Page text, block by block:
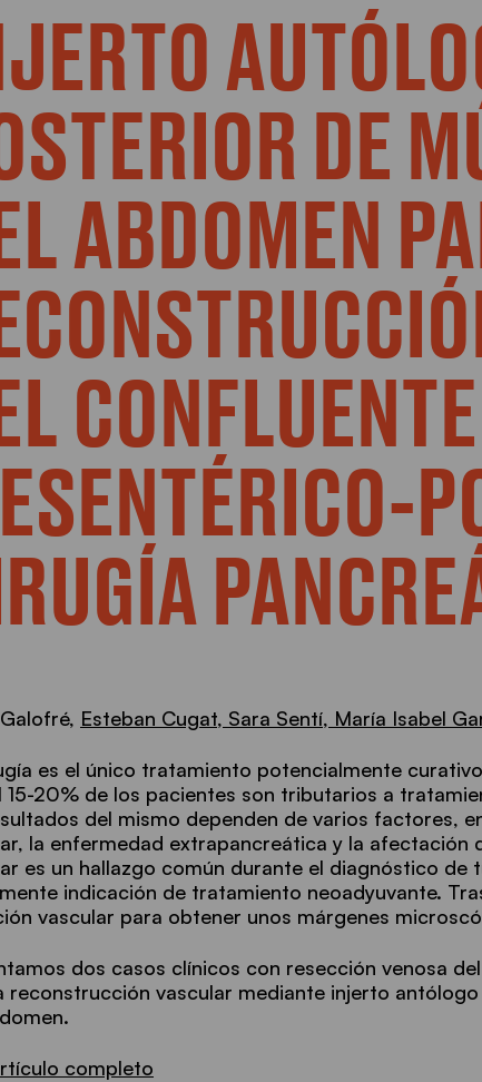
DE
ABDOMEN
Esteban Cugat, Sara Sentí, María Isabel
es el único tratamiento potencialmente
15-20% de los pacientes son tributarios a
del mismo dependen de varios factores,
la enfermedad extrapancreática y la afectación
es un hallazgo común durante el diagnóstico de
indicación de tratamiento neoadyuvante.
vascular para obtener unos márgenes
dos casos clínicos con resección venosa
reconstrucción vascular mediante injerto
completo